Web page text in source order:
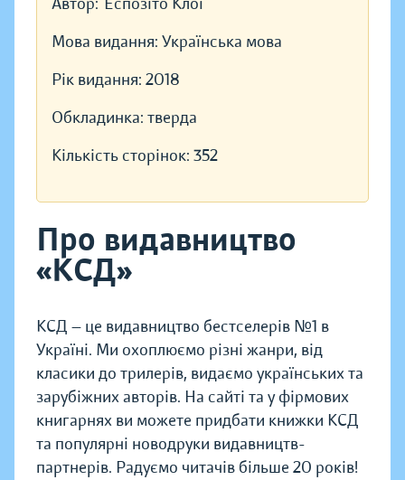
Мова видання: Українська мова
Рік видання: 2018
Обкладинка: тверда
Кількість сторінок: 352
Про видавництво
«КСД»
КСД — це видавництво бестселерів №1 в
Україні. Ми охоплюємо різні жанри, від
класики до трилерів, видаємо українських та
зарубіжних авторів. На сайті та у фірмових
книгарнях ви можете придбати книжки КСД
та популярні новодруки видавництв-
партнерів. Радуємо читачів більше 20 років!